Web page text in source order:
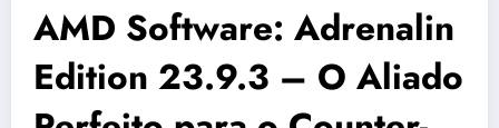
AMD Software: Adrenalin
Edition 23.9.3 – O Aliado